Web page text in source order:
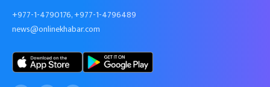
+977-1-4790176, +977-1-4796489
news@onlinekhabar.com